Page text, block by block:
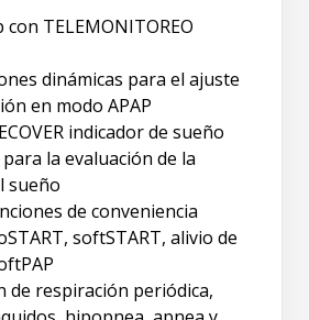
con TELEMONITOREO
dinámicas para el ajuste
en modo APAP
indicador de sueño
la evaluación de la
sueño
de conveniencia
, softSTART, alivio de
de respiración periódica,